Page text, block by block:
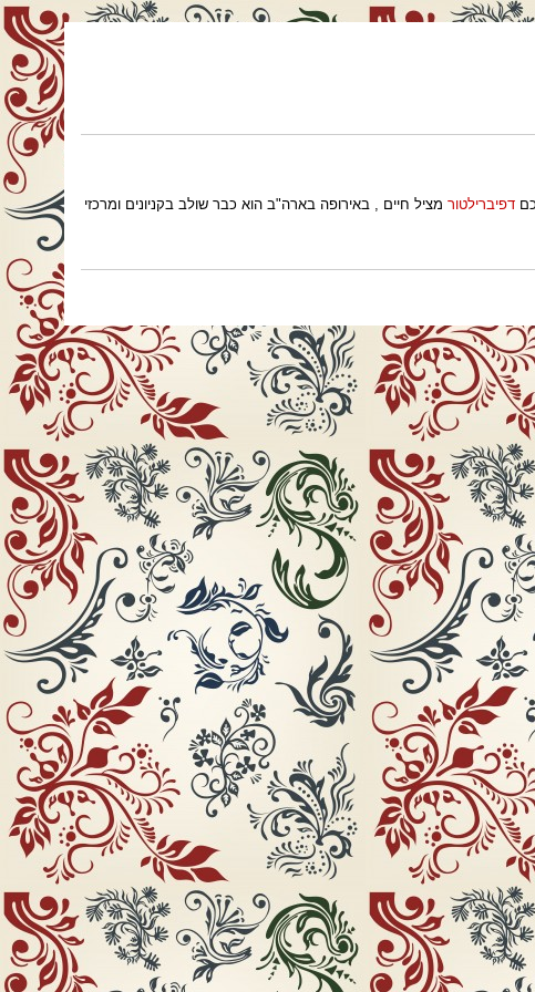
דפיברילטור מציל חיים , באירופה בארה"ב הוא כבר שולב בקניונים ומרכזי